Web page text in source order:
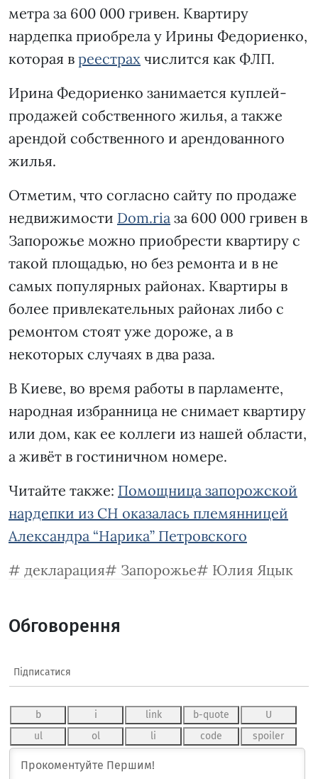
метра за 600 000 гривен. Квартиру
нардепка приобрела у Ирины Федориенко,
которая в реестрах числится как ФЛП.
Ирина Федориенко занимается куплей-
продажей собственного жилья, а также
арендой собственного и арендованного
жилья.
Отметим, что согласно сайту по продаже
недвижимости Dom.ria за 600 000 гривен в
Запорожье можно приобрести квартиру с
такой площадью, но без ремонта и в не
самых популярных районах. Квартиры в
более привлекательных районах либо с
ремонтом стоят уже дороже, а в
некоторых случаях в два раза.
В Киеве, во время работы в парламенте,
народная избранница не снимает квартиру
или дом, как ее коллеги из нашей области,
а живёт в гостиничном номере.
Читайте также: Помощница запорожской
нардепки из СН оказалась племянницей
Александра “Нарика” Петровского
декларация
Запорожье Юлия Яцык
Обговорення
Підписатися